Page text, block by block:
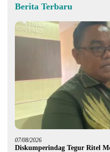
Berita Terbaru
07/08/2026
Diskumperindag Tegur Ritel